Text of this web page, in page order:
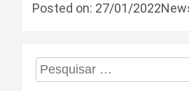
Posted on: 27/01/
Pesquisar
por: